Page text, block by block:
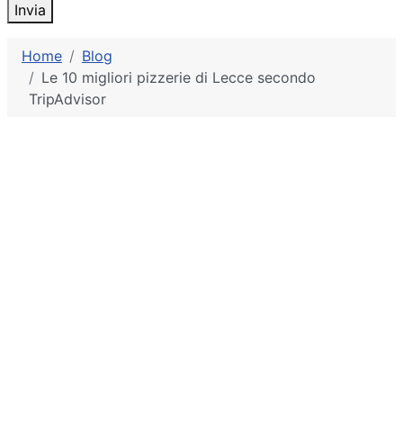
Invia
Home
Blog
Le 10 migliori pizzerie di Lecce secondo
TripAdvisor